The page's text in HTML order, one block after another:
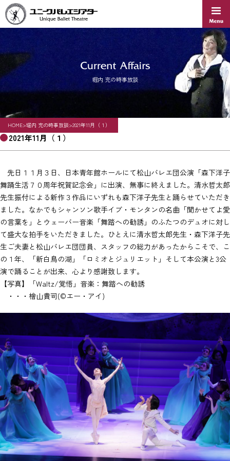
content
堀内 充の時事放談
HOME>堀内 充の時事放談>2021年11月（１）
2021年11月（１）
先日１１月３日、日本青年館ホールにて松山バレエ団公演「森下洋子
舞踊生活７０周年祝賀記念会」に出演、無事に終えました。清水哲太郎
先生振付による新作３作品にいずれも森下洋子先生と踊らせていただき
ました。なかでもシャンソン歌手イブ・モンタンの名曲「聞かせてよ愛
の言葉を」とウェーバー音楽「舞踏への勧誘」のふたつのデュオに対し
て盛大な拍手をいただきました。ひとえに清水哲太郎先生・森下洋子先
生ご夫妻と松山バレエ団団員、スタッフの総力があったからこそで、こ
の１年、「新白鳥の湖」「ロミオとジュリエット」そして本公演と3公
演で踊ることが出来、心より感謝致します。
【写真】「Waltz/覚悟」音楽：舞踏への勧誘
・・・檜山貴司(©︎エー・アイ)